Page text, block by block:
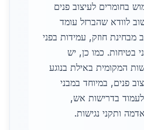
בחומרים לעיצוב פנים
לוודא שהברזל עומד
מבחינת חוזק, עמידות בפני
בטיחות. כמו כן, יש
המקומית באילת בנוגע
פנים, במיוחד במבני
לעמוד בדרישות אש,
ותקני נגישות.